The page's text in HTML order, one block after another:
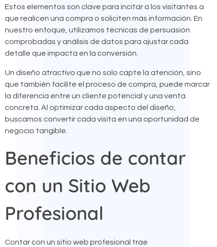
Estos elementos son clave para incitar a los visitantes a
que realicen una compra o soliciten más información. En
nuestro enfoque, utilizamos técnicas de persuasión
comprobadas y análisis de datos para ajustar cada
detalle que impacta en la conversión.
Un diseño atractivo que no solo capte la atención, sino
que también facilite el proceso de compra, puede marcar
la diferencia entre un cliente potencial y una venta
concreta. Al optimizar cada aspecto del diseño,
buscamos convertir cada visita en una oportunidad de
negocio tangible.
Beneficios de contar
con un Sitio Web
Profesional
Contar con un sitio web profesional trae